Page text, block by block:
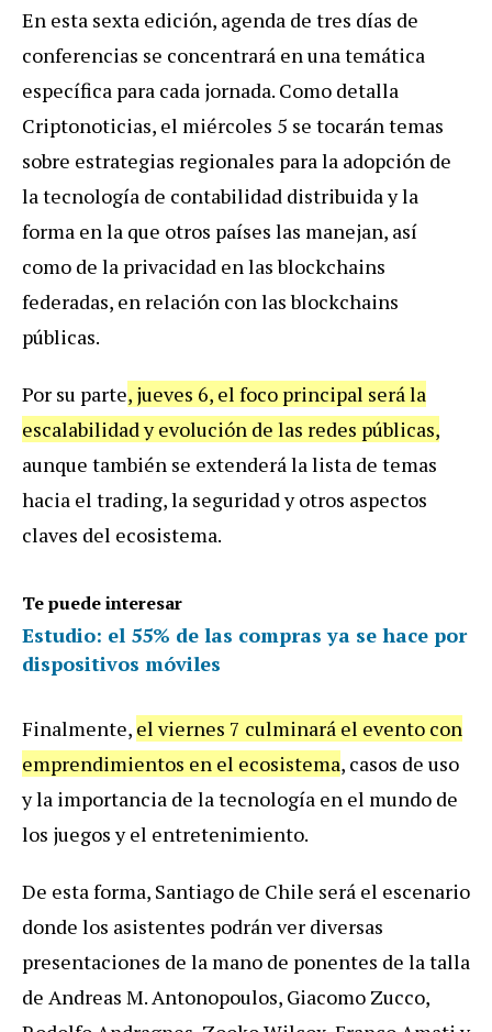
En esta sexta edición, agenda de tres días de
conferencias se concentrará en una temática
específica para cada jornada. Como detalla
Criptonoticias, el miércoles 5 se tocarán temas
sobre estrategias regionales para la adopción de
la tecnología de contabilidad distribuida y la
forma en la que otros países las manejan, así
como de la privacidad en las blockchains
federadas, en relación con las blockchains
públicas.
Por su parte, jueves 6, el foco principal será la
escalabilidad y evolución de las redes públicas,
aunque también se extenderá la lista de temas
hacia el trading, la seguridad y otros aspectos
claves del ecosistema.
Te puede interesar
Estudio: el 55% de las compras ya se hace por
dispositivos móviles
Finalmente, el viernes 7 culminará el evento con
emprendimientos en el ecosistema, casos de uso
y la importancia de la tecnología en el mundo de
los juegos y el entretenimiento.
De esta forma, Santiago de Chile será el escenario
donde los asistentes podrán ver diversas
presentaciones de la mano de ponentes de la talla
de Andreas M. Antonopoulos, Giacomo Zucco,